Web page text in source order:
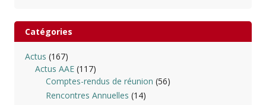
Catégories
Actus (167)
Actus AAE (117)
Comptes-rendus de réunion (56)
Rencontres Annuelles (14)